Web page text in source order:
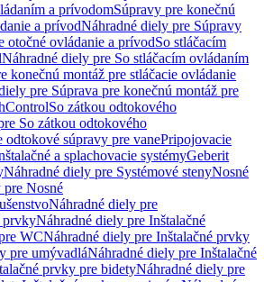
a prívodomSúpravy pre konečnú
a prívodNáhradné diely pre Súpravy
otočné ovládanie a prívodSo stláčacím
Náhradné diely pre So stláčacím ovládaním
konečnú montáž pre stláčacie ovládanie
pre Súprava pre konečnú montáž pre
So zátkou odtokového
So zátkou odtokového
odtokové súpravy pre vanePripojovacie
a splachovacie systémyGeberit
Náhradné diely pre Systémové stenyNosné
pre Nosné
Náhradné diely pre
prvkyNáhradné diely pre Inštalačné
WCNáhradné diely pre Inštalačné prvky
pre umývadláNáhradné diely pre Inštalačné
prvky pre bidetyNáhradné diely pre